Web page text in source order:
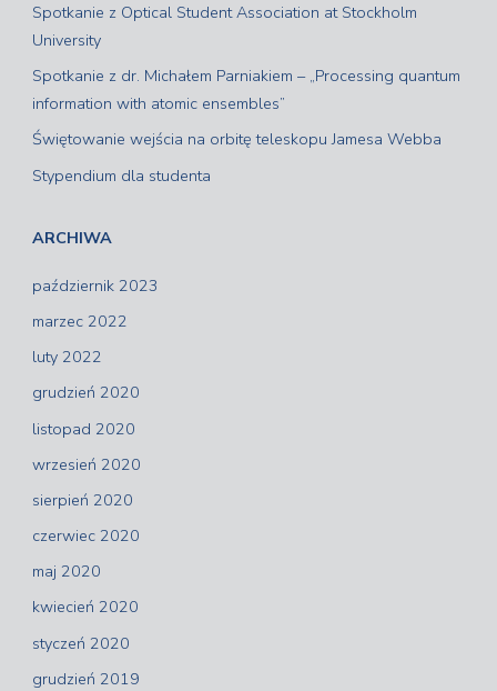
Spotkanie z Optical Student Association at Stockholm
University
Spotkanie z dr. Michałem Parniakiem – „Processing quantum
information with atomic ensembles”
Świętowanie wejścia na orbitę teleskopu Jamesa Webba
Stypendium dla studenta
ARCHIWA
październik 2023
marzec 2022
luty 2022
grudzień 2020
listopad 2020
wrzesień 2020
sierpień 2020
czerwiec 2020
maj 2020
kwiecień 2020
styczeń 2020
grudzień 2019